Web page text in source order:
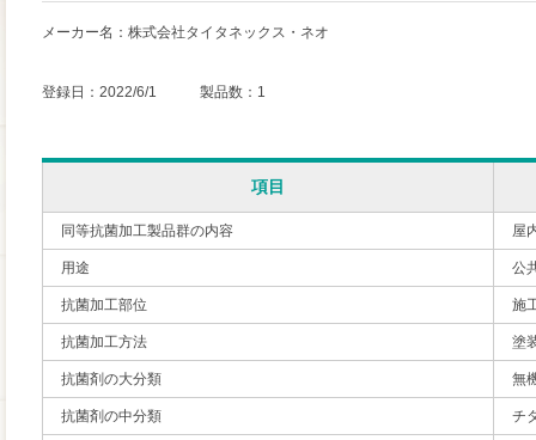
メーカー名：株式会社タイタネックス・ネオ
登録日：2022/6/1 製品数：1
項目
同等抗菌加工製品群の内容 屋
用途 公
抗菌加工部位 施
抗菌加工方法 塗
抗菌剤の大分類 無
抗菌剤の中分類 チ